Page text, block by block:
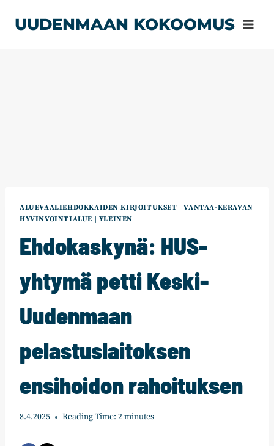
sisältöön
UUDENMAAN KOKOOMUS
ALUEVAALIEHDOKKAIDEN KIRJOITUKSET |VANTAA-KERAVAN
HYVINVOINTIALUE | YLEINEN
Ehdokaskynä: HUS-
yhtymä petti Keski-
Uudenmaan
pelastuslaitoksen
ensihoidon rahoituksen
8.4.2025 Reading Time: 2minutes